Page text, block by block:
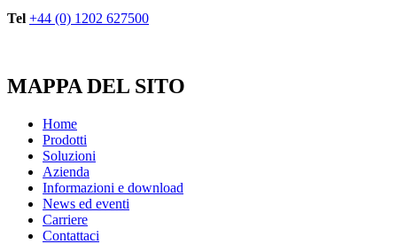
Tel +44 (0) 1202 627500
MAPPA DEL SITO
Home
Prodotti
Soluzioni
Azienda
Informazioni e download
News ed eventi
Carriere
Contattaci